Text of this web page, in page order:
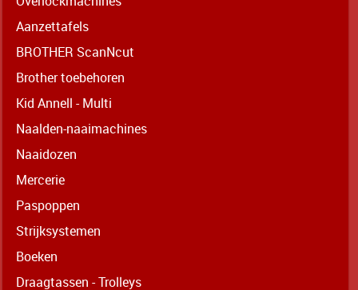
Aanzettafels
BROTHER ScanNcut
Brother toebehoren
Kid Annell - Multi
Naalden-naaimachines
Naaidozen
Mercerie
Paspoppen
Strijksystemen
Boeken
Draagtassen - Trolleys